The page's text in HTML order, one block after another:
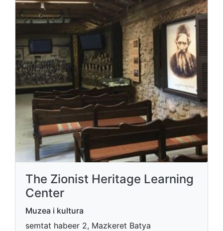
The Zionist Heritage Learning
Center
Muzea i kultura
semtat habeer 2, Mazkeret Batya